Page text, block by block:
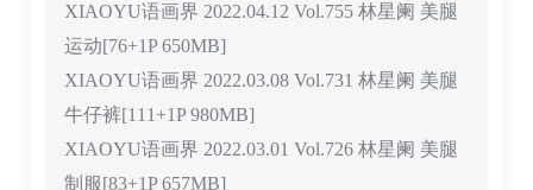
XIAOYU语画界 2022.04.12 Vol.755 林星阑 美腿
运动[76+1P 650MB]
XIAOYU语画界 2022.03.08 Vol.731 林星阑 美腿
牛仔裤[111+1P 980MB]
XIAOYU语画界 2022.03.01 Vol.726 林星阑 美腿
制服[83+1P 657MB]